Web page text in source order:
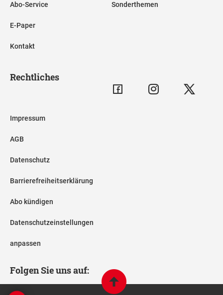
Abo-Service
E-Paper
Kontakt
Sonderthemen
Rechtliches
Impressum
AGB
Datenschutz
Barrierefreiheitserklärung
Abo kündigen
Datenschutzeinstellungen
anpassen
Folgen Sie uns auf: